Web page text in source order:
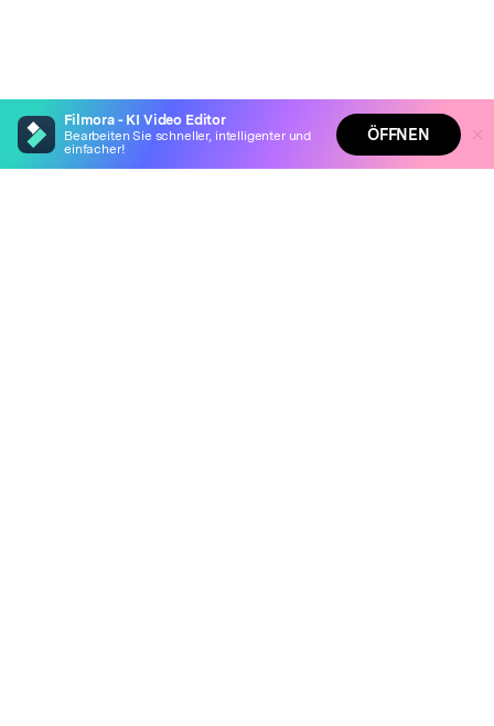
Hero Produkte
Filmora - KI Video Editor
Bearbeiten Sie schneller, intelligenter und
einfacher!
ÖFFNEN